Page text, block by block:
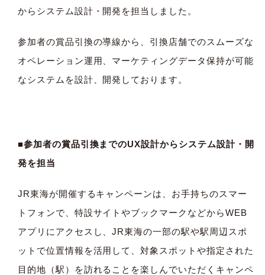
からシステム設計・開発を担当しました。
参加者の賞品引換の導線から、引換店舗でのスムーズな
オペレーション運用、マーケティングデータ保持が可能
なシステムを設計、開発しております。
■参加者の賞品引換までのUX設計からシステム設計・開
発を担当
JR東海が開催するキャンペーンは、お手持ちのスマー
トフォンで、特設サイトやブックマークなどからWEB
アプリにアクセスし、JR東海の一部の駅や駅周辺スポ
ットで位置情報を活用して、対象スポットや指定された
目的地（駅）を訪れることを楽しんでいただくキャンペ